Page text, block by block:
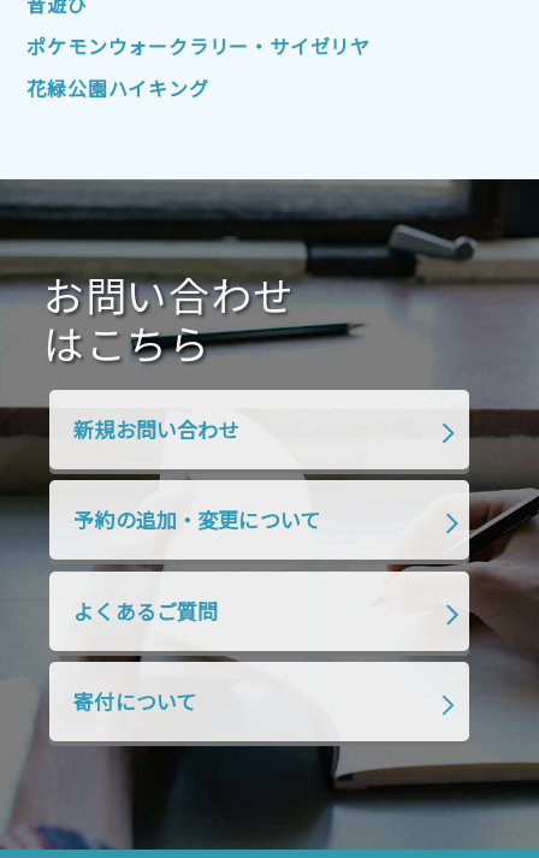
2022年1月 2021年12月 2021年11月
2021年10月 2021年9月
2021年1月 2020年12月 2020年11月
2020年10月 2020年9月 2020年8月
2020年7月 2020年6月 2020年5月
2020年4月 2020年3月 2020年2月
2019年10月 2019年9月
2018年7月 2018年6月
2018年4月 2018年3月 2018年2月
2018年1月 2017年12月
2017年10月 2017年9月 2017年8月
2017年5月
2017年4月
昔遊び
ポケモンウォークラリー・サイゼリヤ
花緑公園ハイキング
お問い合わせ
はこちら
新規お問い合わせ
予約の追加・変更について
よくあるご質問
寄付について